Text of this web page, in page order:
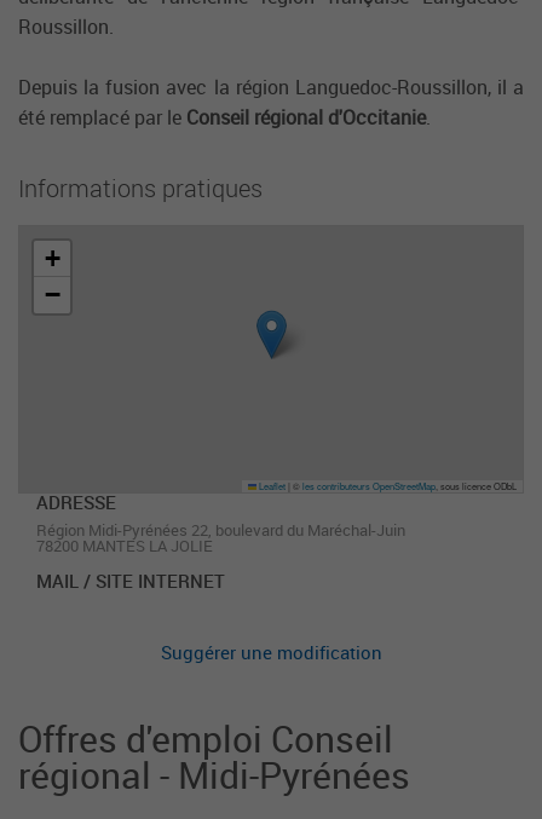
Roussillon.
Depuis la fusion avec la région Languedoc-Roussillon, il a
été remplacé par le Conseil régional d'Occitanie.
Informations pratiques
+
−
Leaflet ©les contributeurs OpenStreetMap , sous licence ODbL
ADRESSE
Région Midi-Pyrénées 22, boulevard du Maréchal-Juin
78200 MANTES LA JOLIE
MAIL / SITE INTERNET
Suggérer une modification
Offres d'emploi Conseil
régional - Midi-Pyrénées